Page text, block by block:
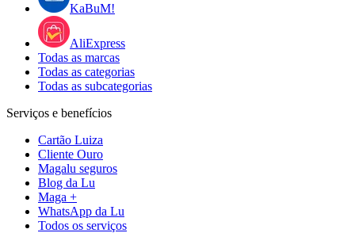
KaBuM!
AliExpress
Todas as marcas
Todas as categorias
Todas as subcategorias
Serviços e benefícios
Cartão Luiza
Cliente Ouro
Magalu seguros
Blog da Lu
Maga +
WhatsApp da Lu
Todos os serviços